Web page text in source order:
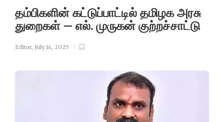
தம்பிகளின் கட்டுப்பாட்டில் தமிழக அரசு
துறைகள் – எல். முருகன் குற்றச்சாட்டு
Editor, July 14, 2025